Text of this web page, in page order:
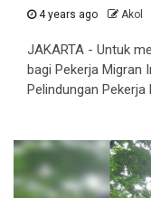
4 years ago Akol
JAKARTA - Untuk
bagi Pekerja Migran
Pelindungan Pekerja